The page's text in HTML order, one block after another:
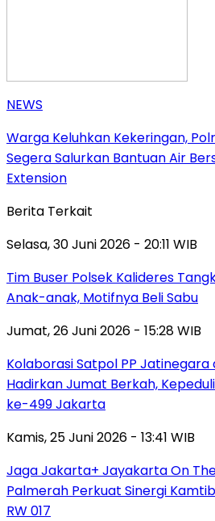
NEWS
Warga Keluhkan Kekeringan,
Segera Salurkan Bantuan Air
Extension
Berita Terkait
Selasa, 30 Juni 2026 - 20:11 WIB
Tim Buser Polsek Kalideres
Anak-anak, Motifnya Beli Sabu
Jumat, 26 Juni 2026 - 15:28 WIB
Kolaborasi Satpol PP
Hadirkan Jumat Berkah,
ke-499 Jakarta
Kamis, 25 Juni 2026 - 13:41 WIB
Jaga Jakarta+ Jayakarta On
Palmerah Perkuat Sinergi
RW 017